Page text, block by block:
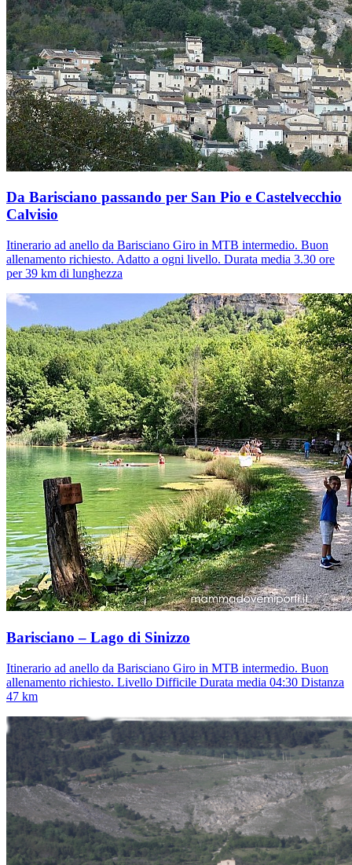
Da Barisciano passando per San Pio e Castelvecchio
Calvisio
Itinerario ad anello da Barisciano Giro in MTB intermedio. Buon
allenamento richiesto. Adatto a ogni livello. Durata media 3.30 ore
per 39 km di lunghezza
Barisciano – Lago di Sinizzo
Itinerario ad anello da Barisciano Giro in MTB intermedio. Buon
allenamento richiesto. Livello Difficile Durata media 04:30 Distanza
47 km